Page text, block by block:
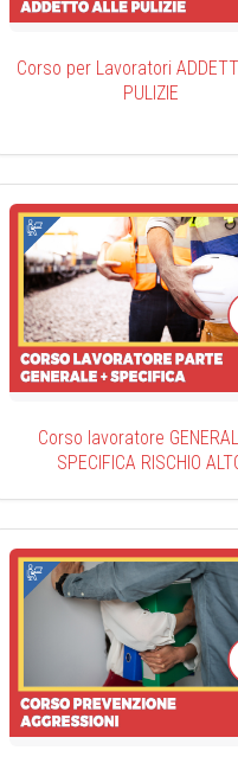
Corso per Lavoratori
PULIZIE
Corso lavoratore
SPECIFICA RISCHIO